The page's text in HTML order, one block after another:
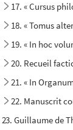
17. « Cursus
18. « Tomus
19. « In hoc
20. Recueil
21. « In
22. Manuscrit
23. Guillaume de